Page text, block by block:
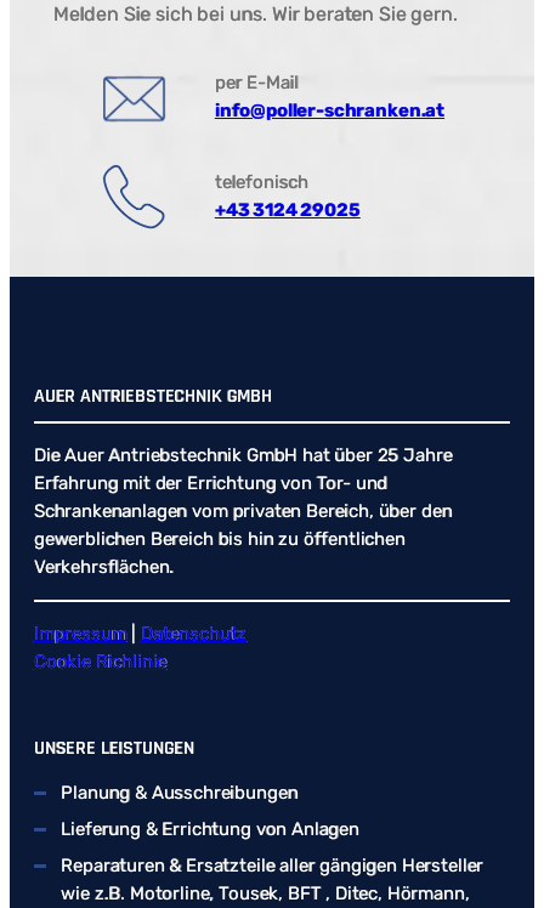
Melden Sie sich bei uns. Wir beraten Sie gern.
per E-Mail
info@poller-schranken.at
telefonisch
+43 3124 29025
AUER ANTRIEBSTECHNIK GMBH
Die Auer Antriebstechnik GmbH hat über 25 Jahre
Erfahrung mit der Errichtung von Tor- und
Schrankenanlagen vom privaten Bereich, über den
gewerblichen Bereich bis hin zu öffentlichen
Verkehrsflächen.
Impressum| Datenschutz
Cookie Richlinie
UNSERE LEISTUNGEN
Planung & Ausschreibungen
Lieferung & Errichtung von Anlagen
Reparaturen & Ersatzteile aller gängigen Hersteller
wie z.B. Motorline, Tousek, BFT , Ditec, Hörmann,